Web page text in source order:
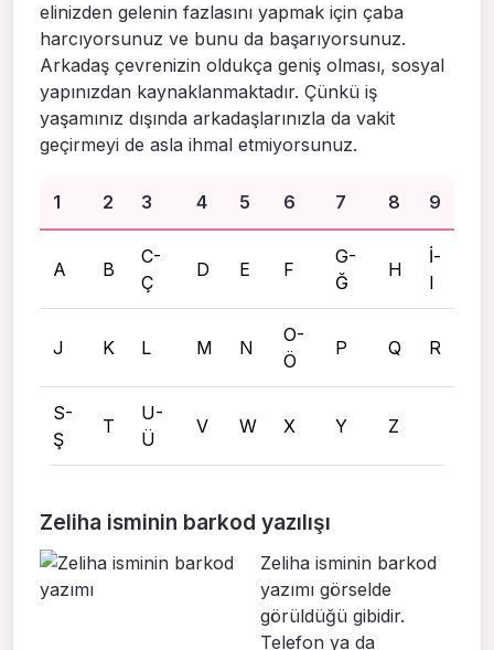
elinizden gelenin fazlasını yapmak için çaba
harcıyorsunuz ve bunu da başarıyorsunuz.
Arkadaş çevrenizin oldukça geniş olması, sosyal
yapınızdan kaynaklanmaktadır. Çünkü iş
yaşamınız dışında arkadaşlarınızla da vakit
geçirmeyi de asla ihmal etmiyorsunuz.
1 2 3 4 5 6 7 8 9
A B
C-
Ç
D E F
G-
Ğ
H
İ-
I
J K L M N
O-
Ö
P Q R
S-
Ş
T
U-
Ü
V W X Y Z
Zeliha isminin barkod yazılışı
Zeliha isminin barkod
yazımı görselde
görüldüğü gibidir.
Telefon ya da